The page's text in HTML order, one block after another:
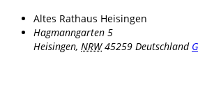
Altes Rathaus Heisingen
Hagmanngarten 5
Heisingen, NRW 45259 Deutschland